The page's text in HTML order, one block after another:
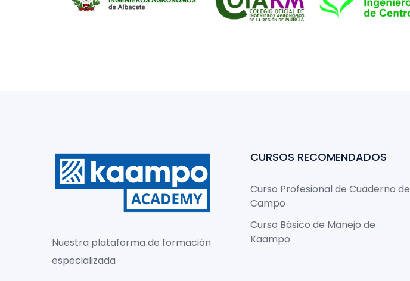
Nuestra plataforma de formación
especializada
CURSOS RECOMENDADOS
Curso Profesional de Cuaderno de
Campo
Curso Básico de Manejo de
Kaampo